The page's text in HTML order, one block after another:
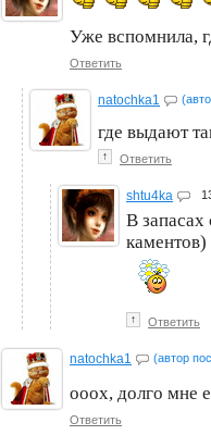
Уже вспомнила,
Ответить
natochka1
где выдают
↑ Ответить
shtu4ka
В запасах
каментов)
↑ Ответить
natochka1 (автор
ооох, долго мне
Ответить